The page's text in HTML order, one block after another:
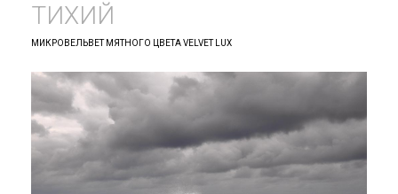
ТИХИЙ
МИКРОВЕЛЬВЕТ МЯТНОГО ЦВЕТА VELVET LUX